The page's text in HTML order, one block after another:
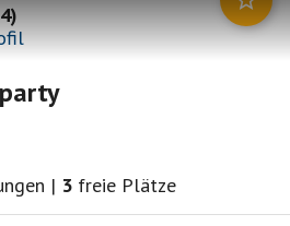
)
| 3 freie Plätze